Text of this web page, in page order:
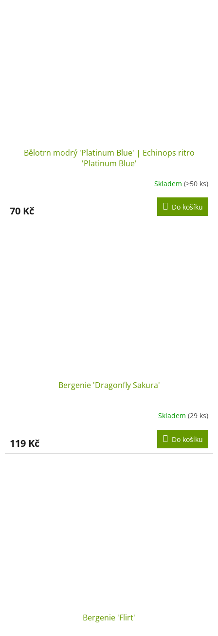
Bělotrn modrý 'Platinum Blue' | Echinops ritro
'Platinum Blue'
Skladem (>50 ks)
70 Kč Do košíku
Bergenie 'Dragonfly Sakura'
Skladem (29 ks)
119 Kč Do košíku
Bergenie 'Flirt'